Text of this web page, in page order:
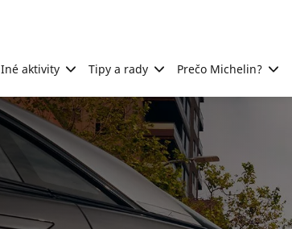
Iné aktivity Tipy a rady Prečo Michelin?